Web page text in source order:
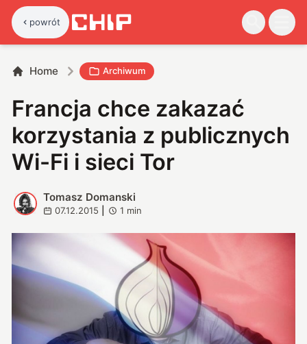
powrót
Home Archiwum
Francja chce zakazać
korzystania z publicznych
Wi-Fi i sieci Tor
T
Tomasz Domanski
07.12.2015 1 min